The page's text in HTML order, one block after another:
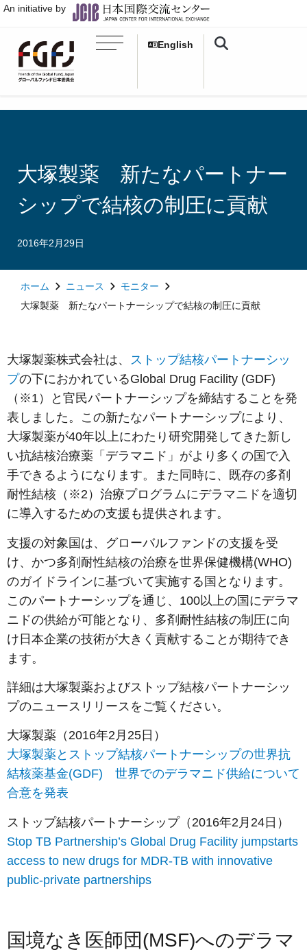
An initiative by
English
大塚製薬 新たなパートナー
シップで結核の制圧に貢献
2016年2月29日
ホーム ニュース モニター
大塚製薬 新たなパートナーシップで結核の制圧に貢献
大塚製薬株式会社は、
ストップ結核パートナーシッ
プの下におかれているGlobal Drug Facility (GDF)
（※1）と官民パートナーシップを締結することを発
表しました。この新たなパートナーシップにより、
大塚製薬が40年以上にわたり研究開発してきた新し
い抗結核治療薬「デラマニド」がより多くの国で入
手できるようになります。また同時に、既存の多剤
耐性結核（※2）治療プログラムにデラマニドを適切
に導入するための支援も提供されます。
支援の対象国は、グローバルファンドの支援を受
け、かつ多剤耐性結核の治療を世界保健機構(WHO)
のガイドラインに基づいて実施する国となります。
このパートナーシップを通じ、100以上の国にデラマ
ニドの供給が可能となり、多剤耐性結核の制圧に向
け日本企業の技術が大きく貢献することが期待でき
ます。
詳細は大塚製薬およびストップ結核パートナーシッ
プのニュースリリースをご覧ください。
大塚製薬（2016年2月25日）
大塚製薬とストップ結核パートナーシップの世界抗
結核薬基金(GDF) 世界でのデラマニド供給について
合意を発表
ストップ結核パートナーシップ（2016年2月24日）
Stop TB Partnership’s Global Drug Facility jumpstarts
access to new drugs for MDR-TB with innovative
public-private partnerships
国境なき医師団(MSF)へのデラマ